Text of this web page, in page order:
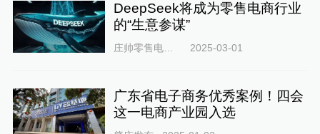
DeepSeek将成为零售电商行业
的“生意参谋”
庄帅零售电商频道 2025-03-01
广东省电子商务优秀案例！四会
这一电商产业园入选